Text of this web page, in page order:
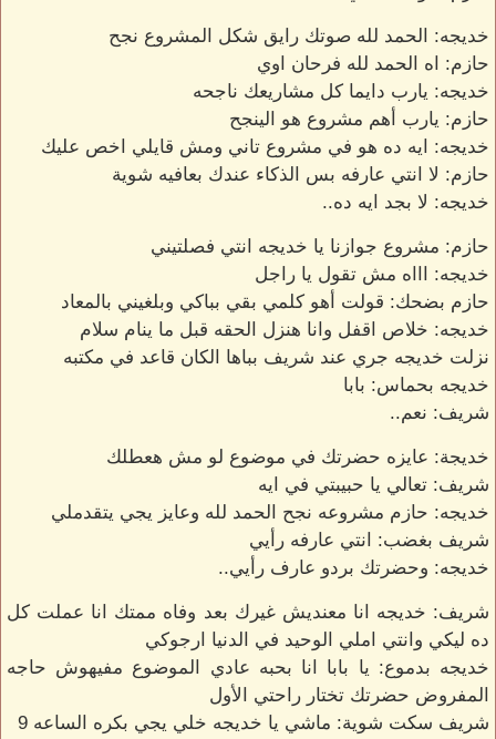
خديجه: الحمد لله صوتك رايق شكل المشروع نجح
حازم: اه الحمد لله فرحان اوي
خديجه: يارب دايما كل مشاريعك ناجحه
حازم: يارب أهم مشروع هو الينجح
خديجه: ايه ده هو في مشروع تاني ومش قايلي اخص عليك
حازم: لا انتي عارفه بس الذكاء عندك بعافيه شوية
خديجه: لا بجد ايه ده..
حازم: مشروع جوازنا يا خديجه انتي فصلتيني
خديجه: اااه مش تقول يا راجل
حازم بضحك: قولت أهو كلمي بقي بباكي وبلغيني بالمعاد
خديجه: خلاص اقفل وانا هنزل الحقه قبل ما ينام سلام
نزلت خديجه جري عند شريف بباها الكان قاعد في مكتبه
خديجه بحماس: بابا
شريف: نعم..
خديجة: عايزه حضرتك في موضوع لو مش هعطلك
شريف: تعالي يا حبيبتي في ايه
خديجه: حازم مشروعه نجح الحمد لله وعايز يجي يتقدملي
شريف بغضب: انتي عارفه رأيي
خديجه: وحضرتك بردو عارف رأيي..
شريف: خديجه انا معنديش غيرك بعد وفاه ممتك انا عملت كل
ده ليكي وانتي املي الوحيد في الدنيا ارجوكي
خديجه بدموع: يا بابا انا بحبه عادي الموضوع مفيهوش حاجه
المفروض حضرتك تختار راحتي الأول
شريف سكت شوية: ماشي يا خديجه خلي يجي بكره الساعه 9